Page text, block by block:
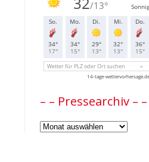
– – Pressearchiv – –